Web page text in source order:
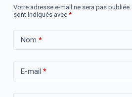
Votre adresse e-mail ne sera pas publiée.
sont indiqués avec *
Nom *
E-mail *